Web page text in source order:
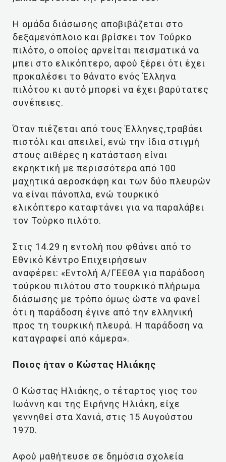
Η ομάδα διάσωσης αποβιβάζεται στο
δεξαμενόπλοιο και βρίσκει τον Τούρκο
πιλότο, ο οποίος αρνείται πεισματικά να
μπει στο ελικόπτερο, αφού ξέρει ότι έχει
προκαλέσει το θάνατο ενός Έλληνα
πιλότου κι αυτό μπορεί να έχει βαρύτατες
συνέπειες.
Όταν πιέζεται από τους Έλληνες,τραβάει
πιστόλι και απειλεί, ενώ την ίδια στιγμή
στους αιθέρες η κατάσταση είναι
εκρηκτική με περισσότερα από 100
μαχητικά αεροσκάφη και των δύο πλευρών
να είναι πάνοπλα, ενώ τουρκικό
ελικόπτερο καταφτάνει για να παραλάβει
τον Τούρκο πιλότο.
Στις 14.29 η εντολή που φθάνει από το
Εθνικό Κέντρο Επιχειρήσεων
αναφέρει: «Εντολή Α/ΓΕΕΘΑ για παράδοση
τούρκου πιλότου στο τουρκικό πλήρωμα
διάσωσης με τρόπο όμως ώστε να φανεί
ότι η παράδοση έγινε από την ελληνική
προς τη τουρκική πλευρά. Η παράδοση να
καταγραφεί από κάμερα».
Ποιος ήταν ο Κώστας Ηλιάκης
Ο Κώστας Ηλιάκης, ο τέταρτος γιος του
Ιωάννη και της Ειρήνης Ηλιάκη, είχε
γεννηθεί στα Χανιά, στις 15 Αυγούστου
1970.
Αφού μαθήτευσε σε δημόσια σχολεία